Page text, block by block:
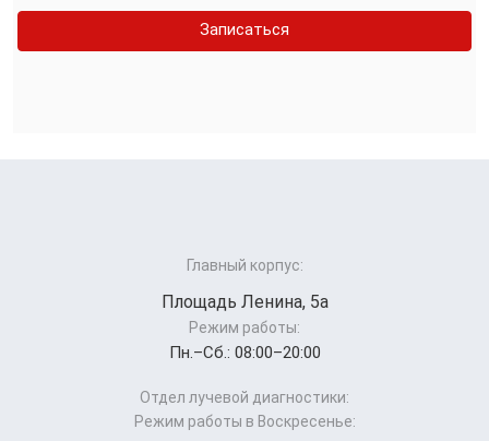
Записаться
Главный корпус:
Площадь Ленина, 5а
Режим работы:
Пн.–Cб.: 08:00–20:00
Отдел лучевой диагностики:
Режим работы в Воскресенье: